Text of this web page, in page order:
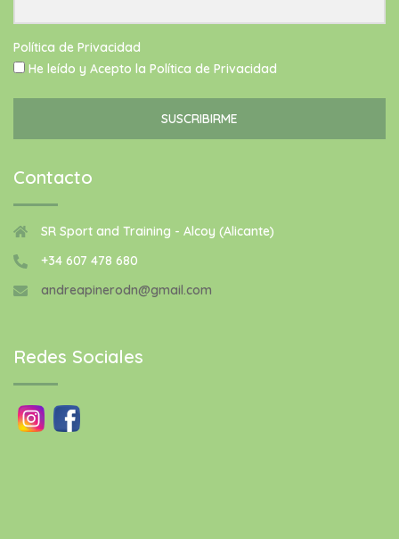
Política de Privacidad
He leído y Acepto la Política de Privacidad
SUSCRIBIRME
Contacto
SR Sport and Training - Alcoy (Alicante)
+34 607 478 680
andreapinerodn@gmail.com
Redes Sociales